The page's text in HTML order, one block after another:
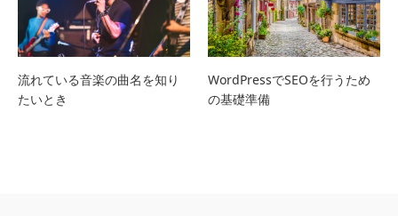
流れている音楽の曲名を知り
たいとき
WordPressでSEOを行うため
の基礎準備